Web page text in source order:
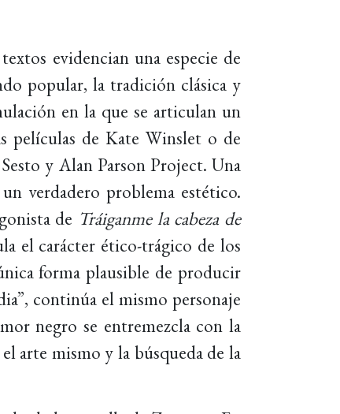
evidencian una especie de
popular, la tradición clásica y
en la que se articulan un
películas de Kate Winslet o de
y Alan Parson Project. Una
verdadero problema estético.
de Tráiganme la cabeza de
el carácter ético-trágico de los
forma plausible de producir
continúa el mismo personaje
negro se entremezcla con la
arte mismo y la búsqueda de la